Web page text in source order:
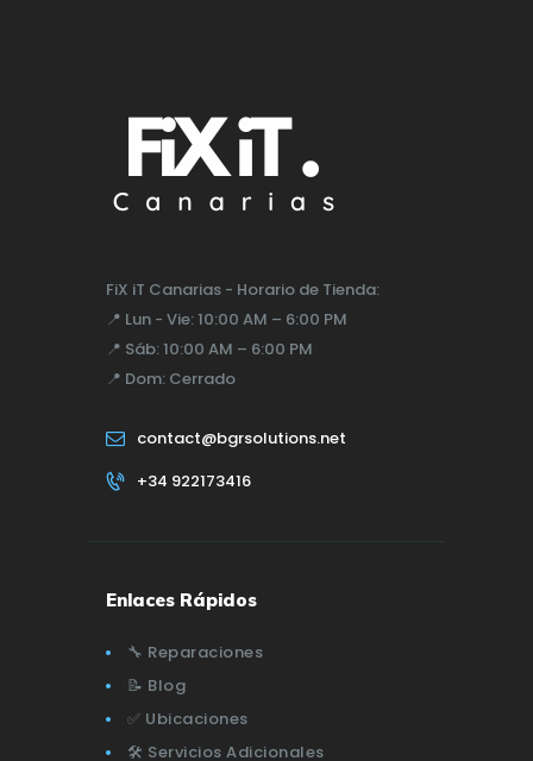
FiX iT Canarias - Horario de Tienda:
📍 Lun - Vie: 10:00 AM – 6:00 PM
📍 Sáb: 10:00 AM – 6:00 PM
📍 Dom: Cerrado
contact@bgrsolutions.net
+34 922173416
Enlaces Rápidos
🔧 Reparaciones
📝 Blog
✅ Ubicaciones
🛠️ Servicios Adicionales